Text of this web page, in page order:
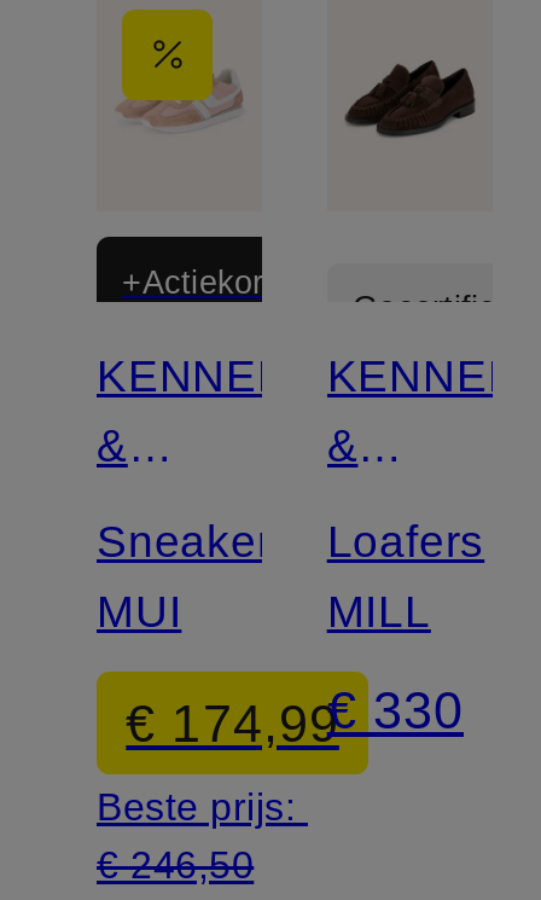
+Actiekorting
Gecertificeerd
KENNEL
&
SCHMENGER
Sneaker
MUI
€ 174,99
Beste prijs:
€ 246,50
KENNEL
&
Loafers
MILL
€ 330